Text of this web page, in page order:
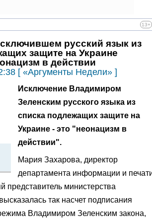
13+
русский язык из
защите на Украине
в действии
[ «Аргументы Недели» ]
Исключение Владимиром
Зеленским русского языка из
списка подлежащих защите на
Украине - это "неонацизм в
действии".
Мария Захарова, директор
департамента информации и
министерства
так насчет подписания
Владимиром Зеленским закона,